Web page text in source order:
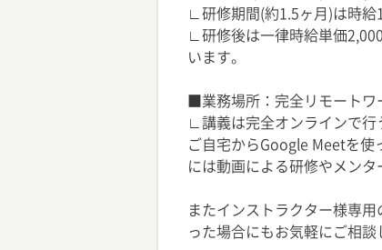
∟研修期間(約1.5ヶ月)は時給
∟研修後は一律時給単価
います。
■業務場所：完全リモートワ
∟講義は完全オンラインで行
ご自宅からGoogle Meetを使
には動画による研修やメン
またインストラクター様専
った場合にもお気軽にご相談